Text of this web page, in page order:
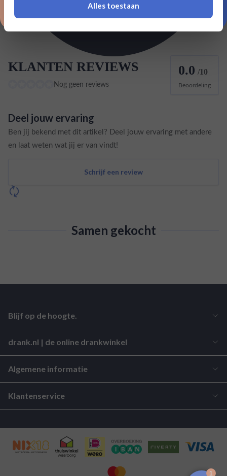
KLANTEN REVIEWS
Nog geen reviews
0.0 /10
Beoordeling
Deel jouw ervaring
Ben jij bekend met dit artikel? Deel jouw ervaring met andere
en laat weten wat jij er van vindt!
Schrijf een review
Samen gekocht
drank.nl | de online drankwinkel
Algemene informatie
Klantenservice
Blijf op de hoogte.
Alles toestaan